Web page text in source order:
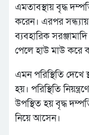
এমতাবস্থায় বৃদ্ধ
করেন। এরপর
ব্যবহারিক
পেলে হাউ মাউ করে
এমন পরিস্থিতি দেখে
হয়। পরিস্থিতি
উপস্থিত হয় বৃদ্ধ
নিয়ে আসেন।